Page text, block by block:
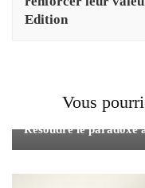
Edition
Vous
Résoudre le paradoxe